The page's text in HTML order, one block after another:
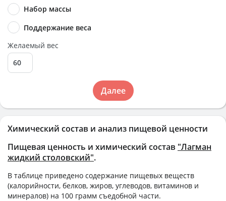
Химический состав и анализ пищевой ценности
Пищевая ценность и химический состав "Лагман
жидкий столовский".
В таблице приведено содержание пищевых веществ
(калорийности, белков, жиров, углеводов, витаминов и
минералов) на 100 грамм съедобной части.
Набор массы
Поддержание веса
Желаемый вес
Далее